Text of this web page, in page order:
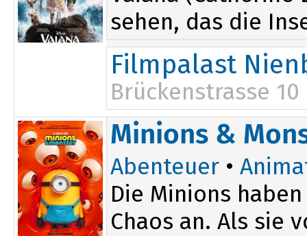
sehen, das die
Filmpalast
Brückenstrasse 10
Minions &
Abenteuer •
Die Minions
Chaos an. Als sie